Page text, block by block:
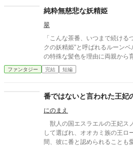
説のような断罪劇や反撃もなく
去ることになる。 「小説家になろう」・「アルファポリス」に重
複投稿、自サイトにも掲載。
純粋無慈悲な妖精姫
翠
「こんな茶番、いつまで続けるつもり
クの妖精姫”と呼ばれるルーン
の特殊な髪色を理由に両親から
悪意と嘲笑、浅慮な思惑を向け
って穏やかに笑う。 「何故、自分に悪意を持つ相手に慈悲を向け
に無慈悲な少女の、人生の序章
ファンタジー 完結 短編
番ではないと言われた王妃
にのまえ
獣人の国エスラエルの王妃ス
して選ばれ、オオカミ族の王ロ
間、彼に番と認められることも